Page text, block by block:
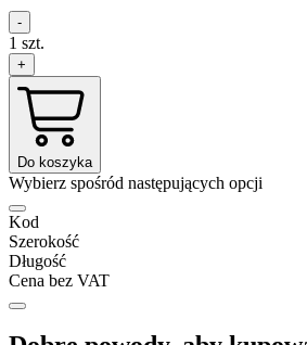
-
1 szt.
+
Do koszyka
Wybierz spośród następujących opcji
Kod
Szerokość
Długość
Cena bez VAT